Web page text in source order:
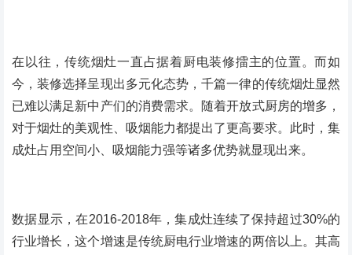
在以往，传统烟灶一直占据着厨电装修擂主的位置。而如
今，装修选择呈现出多元化态势，千篇一律的传统烟灶显然
已难以满足新中产们的消费需求。随着开放式厨房的增多，
对于烟灶的美观性、吸烟能力都提出了更高要求。此时，集
成灶占用空间小、吸烟能力强等诸多优势就显现出来。
数据显示，在2016-2018年，集成灶连续了保持超过30%的
行业增长，这个增速是传统厨电行业增速的两倍以上。其高